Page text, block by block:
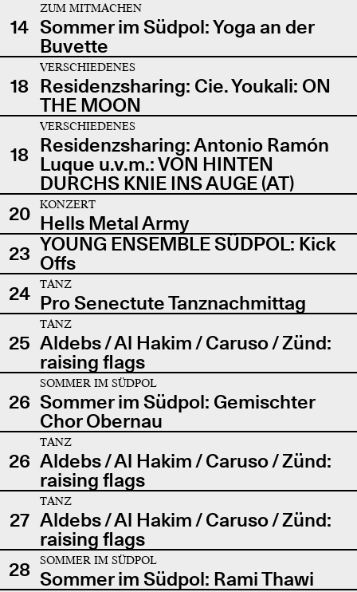
14
ZUM MITMACHEN
Sommer im Südpol: Yoga an der
Buvette
18
VERSCHIEDENES
Residenzsharing: Cie. Youkali: ON
THE MOON
18
VERSCHIEDENES
Residenzsharing: Antonio Ramón
Luque u.v.m.: VON HINTEN
DURCHS KNIE INS AUGE (AT)
20
KONZERT
Hells Metal Army
23 YOUNG ENSEMBLE SÜDPOL: Kick
Offs
24
TANZ
Pro Senectute Tanznachmittag
25
TANZ
Aldebs / Al Hakim / Caruso / Zünd:
raising flags
26
SOMMER IM SÜDPOL
Sommer im Südpol: Gemischter
Chor Obernau
26
TANZ
Aldebs / Al Hakim / Caruso / Zünd:
raising flags
27
TANZ
Aldebs / Al Hakim / Caruso / Zünd:
raising flags
28
SOMMER IM SÜDPOL
Sommer im Südpol: Rami Thawi